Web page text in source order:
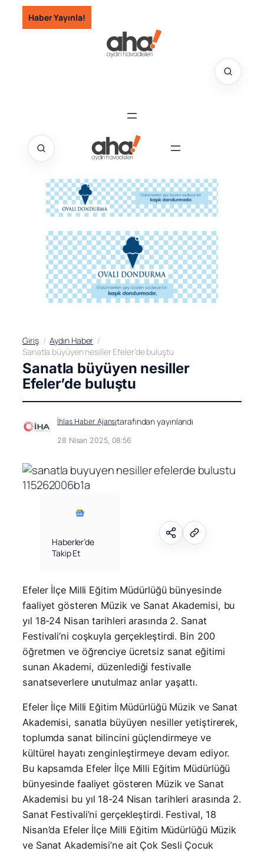
İçeriğe
geç
Haber Yayınla!
Giriş
Aydın Haber
Sanatla büyüyen nesiller Efeler’de buluştu
Sanatla büyüyen nesiller
Efeler’de buluştu
İhlas Haber Ajansıtarafından yayınlandı
28 Nisan 2025, 08:56
Haberler’de
Takip Et
Efeler İlçe Milli Eğitim Müdürlüğü bünyesinde
faaliyet gösteren Müzik ve Sanat Akademisi, bu
yıl 18-24 Nisan tarihleri arasında 2. Sanat
Festivali’ni coşkuyla gerçekleştirdi. Bin 200
öğretmen ve öğrenciye ücretsiz sanat eğitimi
sunan Akademi, düzenlediği festivalle
sanatseverlere unutulmaz anlar yaşattı.
Efeler İlçe Milli Eğitim Müdürlüğü Müzik ve Sanat
Akademisi, sanatla büyüyen nesiller yetiştirerek,
toplumda sanat bilincini güçlendirmeye ve
kültürel hayatı zenginleştirmeye devam ediyor.
Bu kapsamda Efeler İlçe Milli Eğitim Müdürlüğü
bünyesinde faaliyet gösteren Müzik ve Sanat
Akademisi bu yıl 18-24 Nisan tarihleri arasında 2.
Sanat Festivali’ni gerçekleştirdi. Festival, 18
Nisan’da Efeler İlçe Milli Eğitim Müdürlüğü Müzik
ve Sanat Akademisi’ne ait Çok Sesli Çocuk